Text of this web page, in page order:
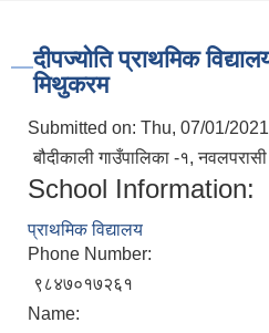
दीपज्योति प्राथमिक
मिथुकरम
Submitted on: Thu, 07/01/
बौदीकाली गाउँपालिका -१,
School Information:
प्राथमिक विद्यालय
Phone Number:
९८४७०१७२६१
Name: